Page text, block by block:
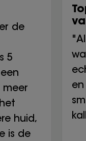
de
5
meer
huid,
is de